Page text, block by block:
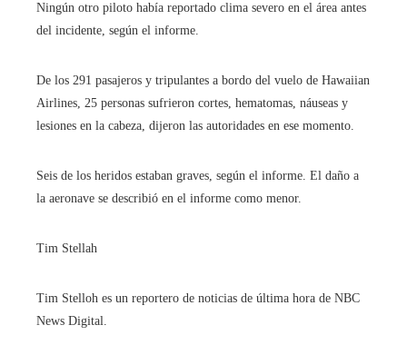
Ningún otro piloto había reportado clima severo en el área antes
del incidente, según el informe.
De los 291 pasajeros y tripulantes a bordo del vuelo de Hawaiian
Airlines, 25 personas sufrieron cortes, hematomas, náuseas y
lesiones en la cabeza, dijeron las autoridades en ese momento.
Seis de los heridos estaban graves, según el informe. El daño a
la aeronave se describió en el informe como menor.
Tim Stellah
Tim Stelloh es un reportero de noticias de última hora de NBC
News Digital.